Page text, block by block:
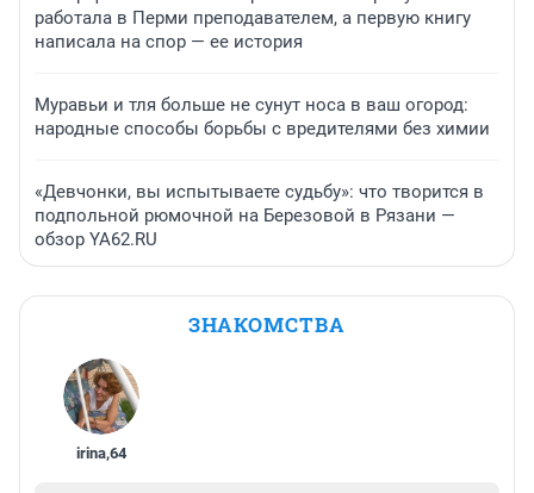
работала в Перми преподавателем, а первую книгу
написала на спор — ее история
Муравьи и тля больше не сунут носа в ваш огород:
народные способы борьбы с вредителями без химии
«Девчонки, вы испытываете судьбу»: что творится в
подпольной рюмочной на Березовой в Рязани —
обзор YA62.RU
ЗНАКОМСТВА
irina,64